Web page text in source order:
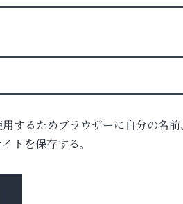
するためブラウザーに自分の名前
トを保存する。